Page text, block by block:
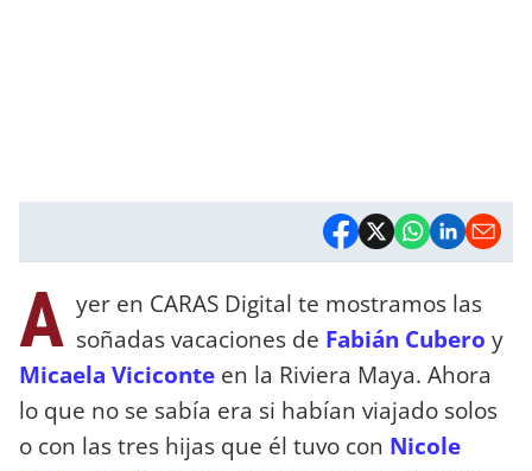
A yer en CARAS Digital te mostramos las
soñadas vacaciones de Fabián Cubero y
Micaela Viciconte en la Riviera Maya. Ahora
lo que no se sabía era si habían viajado solos
o con las tres hijas que él tuvo con Nicole